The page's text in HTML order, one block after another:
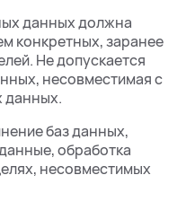
данных должна
конкретных, заранее
Не допускается
несовместимая с
данных.
баз данных,
обработка
несовместимых